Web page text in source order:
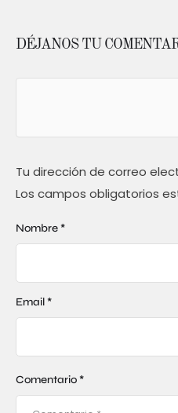
DÉJANOS TU
Tu dirección de correo
Los campos obligatorios
Comentario *
Nombre *
Email *